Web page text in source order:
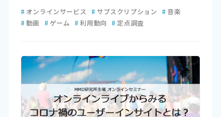
# オンラインサービス # サブスクリプション # 音楽
# 動画 # ゲーム # 利用動向 # 定点調査